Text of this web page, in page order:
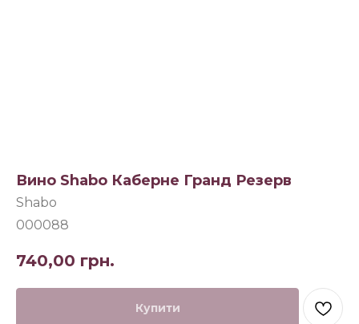
Вино Shabo Каберне Гранд Резерв
Shabo
000088
740,00 грн.
Купити